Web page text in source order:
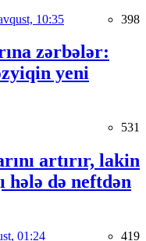
10:35 398
zərbələr:
yeni
531
artırır, lakin
hələ də neftdən
01:24 419